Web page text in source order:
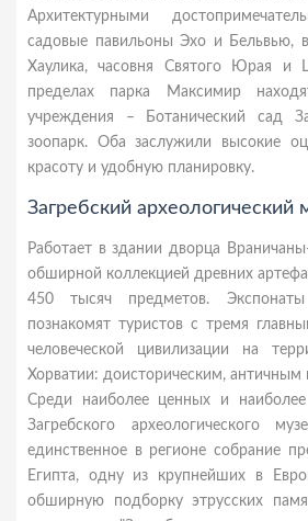
Архитектурными
садовые павильоны Эхо и Бельвью,
Хаулика, часовня Святого Юрая и
пределах парка Максимир
учреждения – Ботанический сад
зоопарк. Оба заслужили высокие
красоту и удобную планировку.
Загребский археологический
Работает в здании дворца
обширной коллекцией древних
450 тысяч предметов.
познакомят туристов с тремя
человеческой цивилизации на
Хорватии: доисторическим, античным
Среди наиболее ценных и наиболее
Загребского археологического
единственное в регионе собрание
Египта, одну из крупнейших в
обширную подборку этрусских